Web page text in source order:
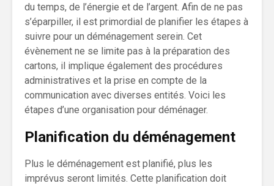
du temps, de l’énergie et de l’argent. Afin de ne pas
s’éparpiller, il est primordial de planifier les étapes à
suivre pour un déménagement serein. Cet
évènement ne se limite pas à la préparation des
cartons, il implique également des procédures
administratives et la prise en compte de la
communication avec diverses entités. Voici les
étapes d’une organisation pour déménager.
Planification du déménagement
Plus le déménagement est planifié, plus les
imprévus seront limités. Cette planification doit